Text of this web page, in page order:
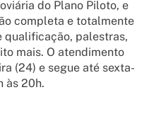
do Plano Piloto, e
completa e totalmente
qualificação, palestras,
mais. O atendimento
(24) e segue até sexta-
às 20h.